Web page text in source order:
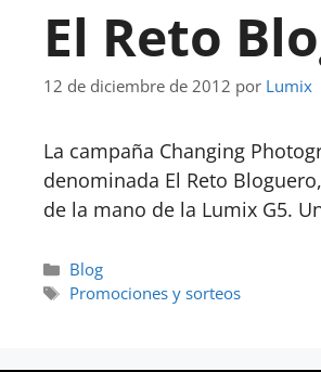
El Reto
12 de diciembre de 2012 por Lumix
La campaña Changing
denominada El Reto
de la mano de la Lumix G5.
Blog
Promociones y sorteos